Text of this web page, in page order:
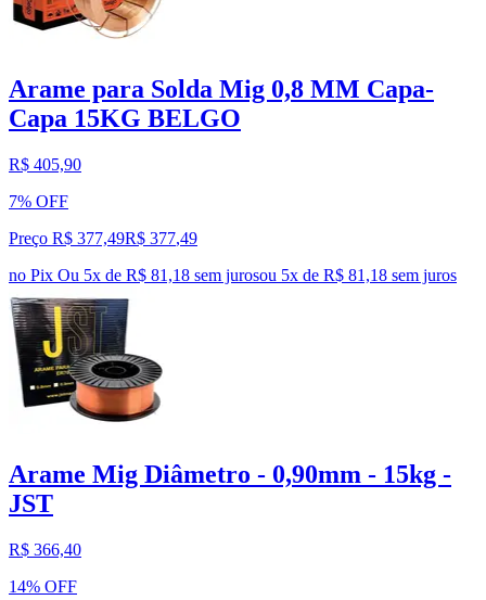
Arame para Solda Mig 0,8 MM Capa-
Capa 15KG BELGO
R$ 405,90
7% OFF
Preço R$ 377,49R$ 377,49
no Pix Ou 5x de R$ 81,18 sem jurosou 5x de R$ 81,18 sem juros
Arame Mig Diâmetro - 0,90mm - 15kg -
JST
R$ 366,40
14% OFF